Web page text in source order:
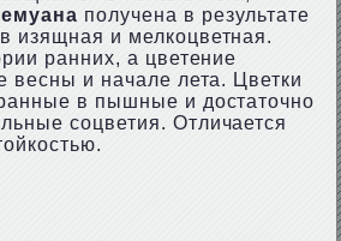
получена в результате
изящная и мелкоцветная.
ранних, а цветение
весны и начале лета. Цветки
в пышные и достаточно
соцветия. Отличается